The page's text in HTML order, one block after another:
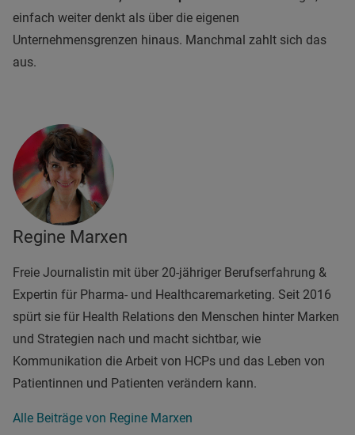
einfach weiter denkt als über die eigenen
Unternehmensgrenzen hinaus. Manchmal zahlt sich das
aus.
Regine Marxen
Freie Journalistin mit über 20-jähriger Berufserfahrung &
Expertin für Pharma- und Healthcaremarketing. Seit 2016
spürt sie für Health Relations den Menschen hinter Marken
und Strategien nach und macht sichtbar, wie
Kommunikation die Arbeit von HCPs und das Leben von
Patientinnen und Patienten verändern kann.
Alle Beiträge von Regine Marxen